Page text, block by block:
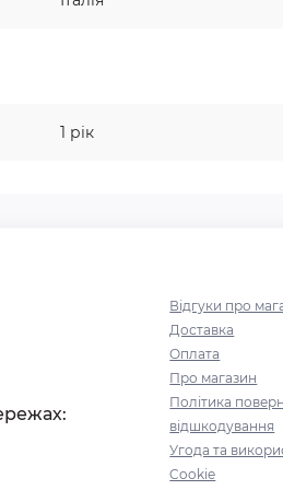
1 рік
Відгуки про
Доставка
Оплата
Про магазин
Політика
відшкодування
Угода та
Cookie